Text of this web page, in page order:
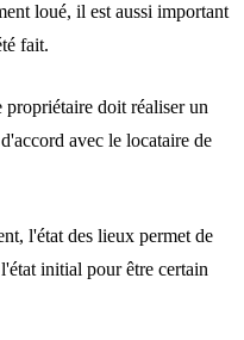
loué, il est aussi important
fait.
doit réaliser un
avec le locataire de
l'état des lieux permet de
initial pour être certain